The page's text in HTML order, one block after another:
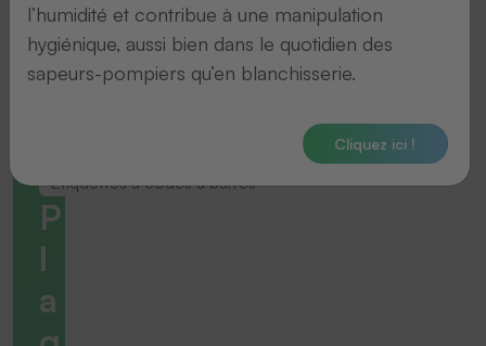
Étiquettes à codes à barres
P
l
a
l’humidité et contribue à une manipulation
hygiénique, aussi bien dans le quotidien des
sapeurs-pompiers qu’en blanchisserie.
Cliquez ici !